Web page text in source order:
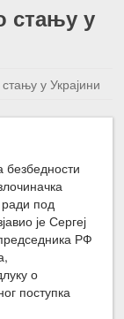
стању у
у Украјини
ради под
је Сергеј
РФ
о
поступка